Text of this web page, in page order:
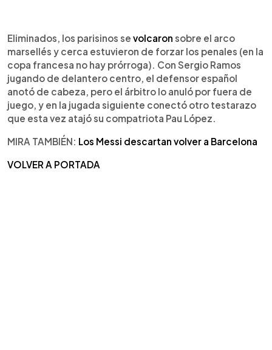
Eliminados, los parisinos se volcaron sobre el arco
marsellés y cerca estuvieron de forzar los penales (en la
copa francesa no hay prórroga). Con Sergio Ramos
jugando de delantero centro, el defensor español
anotó de cabeza, pero el árbitro lo anuló por fuera de
juego, y en la jugada siguiente conectó otro testarazo
que esta vez atajó su compatriota Pau López.
MIRA TAMBIÉN: Los Messi descartan volver a Barcelona
VOLVER A PORTADA